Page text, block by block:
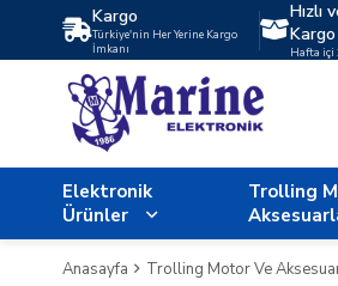
Kargo
Türkiye'nin Her Yerine Kargo
İmkanı
Hızlı
Kargo
Hafta içi
Elektronik
Ürünler
Trolling
Anasayfa Trolling Motor Ve